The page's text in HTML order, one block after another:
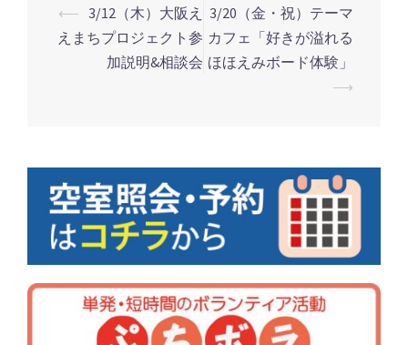
投
ー
シ
ョ
ン
⟵ 3/12（木）大阪え
えまちプロジェクト参
加説明&相談会
3/20（金・祝）テーマ
カフェ「好きが溢れる
ほほえみボード体験」
⟶